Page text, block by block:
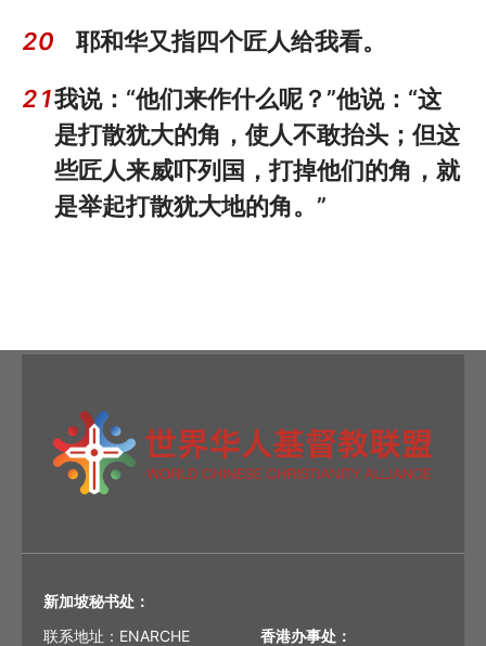
20 耶和华又指四个匠人给我看。
21我说：“他们来作什么呢？”他说：“这
是打散犹大的角，使人不敢抬头；但这
些匠人来威吓列国，打掉他们的角，就
是举起打散犹大地的角。”
新加坡秘书处：
联系地址：ENARCHE
香港办事处：